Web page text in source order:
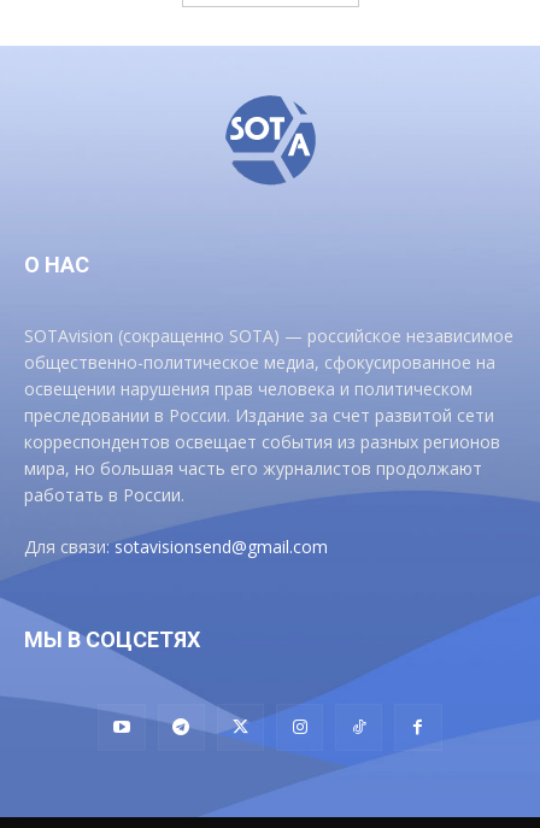
О НАС
SOTAvision (сокращенно SOTA) — российское независимое
общественно-политическое медиа, сфокусированное на
освещении нарушения прав человека и политическом
преследовании в России. Издание за счет развитой сети
корреспондентов освещает события из разных регионов
мира, но большая часть его журналистов продолжают
работать в России.
Для связи:sotavisionsend@gmail.com
МЫ В СОЦСЕТЯХ